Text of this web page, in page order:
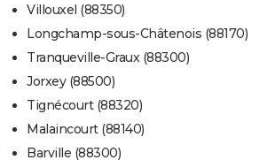
Villouxel (88350)
Longchamp-sous-Châtenois (88170)
Tranqueville-Graux (88300)
Jorxey (88500)
Tignécourt (88320)
Malaincourt (88140)
Barville (88300)